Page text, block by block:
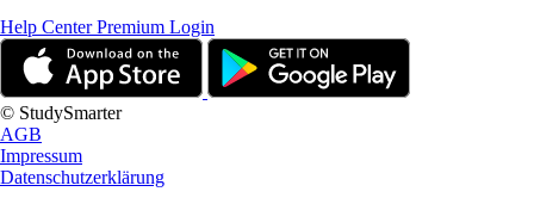
Help CenterPremium Login
© StudySmarter
AGB
Impressum
Datenschutzerklärung